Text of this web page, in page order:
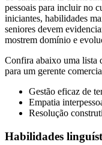
pessoais para incluir no
iniciantes, habilidades
seniores devem
mostrem domínio e
Confira abaixo uma lista
para um gerente
Gestão eficaz de
Empatia
Resolução
Habilidades